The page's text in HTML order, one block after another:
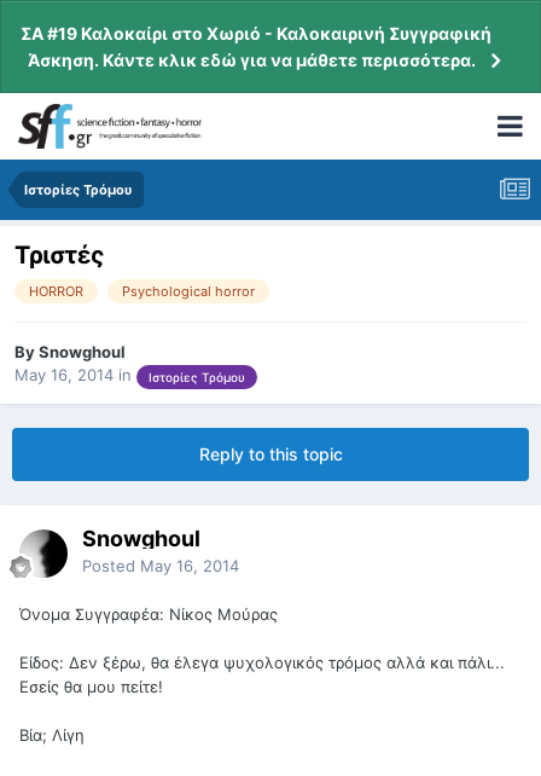
ΣΑ #19 Καλοκαίρι στο Χωριό - Καλοκαιρινή Συγγραφική
Άσκηση. Κάντε κλικ εδώ για να μάθετε περισσότερα.
Ιστορίες Τρόμου
Τριστές
HORROR Psychological horror
BySnowghoul
May 16, 2014 in Ιστορίες Τρόμου
Reply to this topic
Snowghoul
Posted May 16, 2014
Όνομα Συγγραφέα: Νίκος Μούρας
Είδος: Δεν ξέρω, θα έλεγα ψυχολογικός τρόμος αλλά και πάλι...
Εσείς θα μου πείτε!
Βία; Λίγη